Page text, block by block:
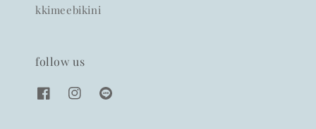
kkimeebikini
follow us